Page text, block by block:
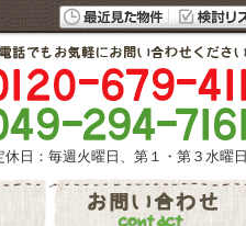
休日：毎週火曜日、第１・第３水曜日